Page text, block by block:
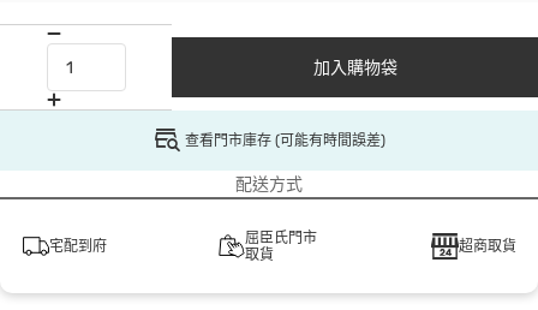
加入購物袋
查看門市庫存 (可能有時間誤差)
配送方式
宅配到府
屈臣氏門市
取貨
超商取貨